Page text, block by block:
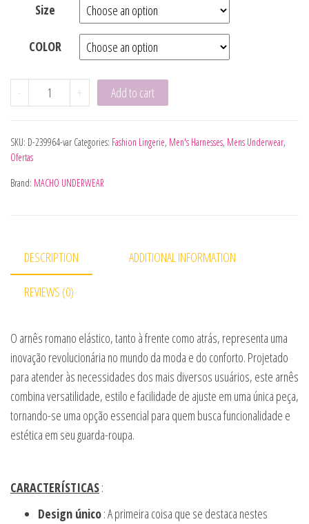
Size
COLOR
- MACHO - ARNES ROMANO AMARILLO S/M quantity
+ Add to cart
SKU: D-239964-var Categories: Fashion Lingerie, Men's Harnesses, Mens Underwear,
Ofertas
Brand: MACHO UNDERWEAR
DESCRIPTION ADDITIONAL INFORMATION
REVIEWS (0)
O arnês romano elástico, tanto à frente como atrás, representa uma
inovação revolucionária no mundo da moda e do conforto. Projetado
para atender às necessidades dos mais diversos usuários, este arnês
combina versatilidade, estilo e facilidade de ajuste em uma única peça,
tornando-se uma opção essencial para quem busca funcionalidade e
estética em seu guarda-roupa.
CARACTERÍSTICAS:
Design único: A primeira coisa que se destaca nestes